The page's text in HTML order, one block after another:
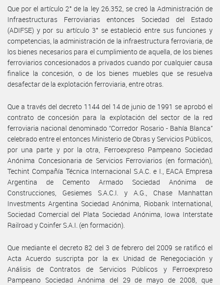
Que por el artículo 2° de la ley 26.352, se creó la Administración de
Infraestructuras Ferroviarias entonces Sociedad del Estado
(ADIFSE) y por su artículo 3° se estableció entre sus funciones y
competencias, la administración de la infraestructura ferroviaria, de
los bienes necesarios para el cumplimiento de aquella, de los bienes
ferroviarios concesionados a privados cuando por cualquier causa
finalice la concesión, o de los bienes muebles que se resuelva
desafectar de la explotación ferroviaria, entre otras.
Que a través del decreto 1144 del 14 de junio de 1991 se aprobó el
contrato de concesión para la explotación del sector de la red
ferroviaria nacional denominado “Corredor Rosario - Bahía Blanca”
celebrado entre el entonces Ministerio de Obras y Servicios Públicos,
por una parte y por la otra, Ferroexpreso Pampeano Sociedad
Anónima Concesionaria de Servicios Ferroviarios (en formación),
Techint Compañía Técnica Internacional S.A.C. e I., EACA Empresa
Argentina de Cemento Armado Sociedad Anónima de
Construcciones, Gesiemes S.A.C.I. y A.G., Chase Manhattan
Investments Argentina Sociedad Anónima, Riobank International,
Sociedad Comercial del Plata Sociedad Anónima, Iowa Interstate
Railroad y Coinfer S.A.I. (en formación).
Que mediante el decreto 82 del 3 de febrero del 2009 se ratificó el
Acta Acuerdo suscripta por la ex Unidad de Renegociación y
Análisis de Contratos de Servicios Públicos y Ferroexpreso
Pampeano Sociedad Anónima del 29 de mayo de 2008, que